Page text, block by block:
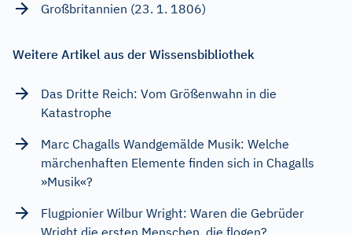
Großbritannien (23. 1. 1806)
Weitere Artikel aus der Wissensbibliothek
Das Dritte Reich: Vom Größenwahn in die
Katastrophe
Marc Chagalls Wandgemälde Musik: Welche
märchenhaften Elemente finden sich in Chagalls
»Musik«?
Flugpionier Wilbur Wright: Waren die Gebrüder